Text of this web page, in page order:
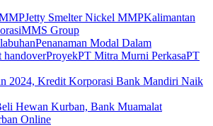
Jetty Smelter Nickel MMPKalimantan
MMS Group
Penanaman Modal Dalam
handoverProyekPT Mitra Murni PerkasaPT
2024, Kredit Korporasi Bank Mandiri Naik
Hewan Kurban, Bank Muamalat
Online